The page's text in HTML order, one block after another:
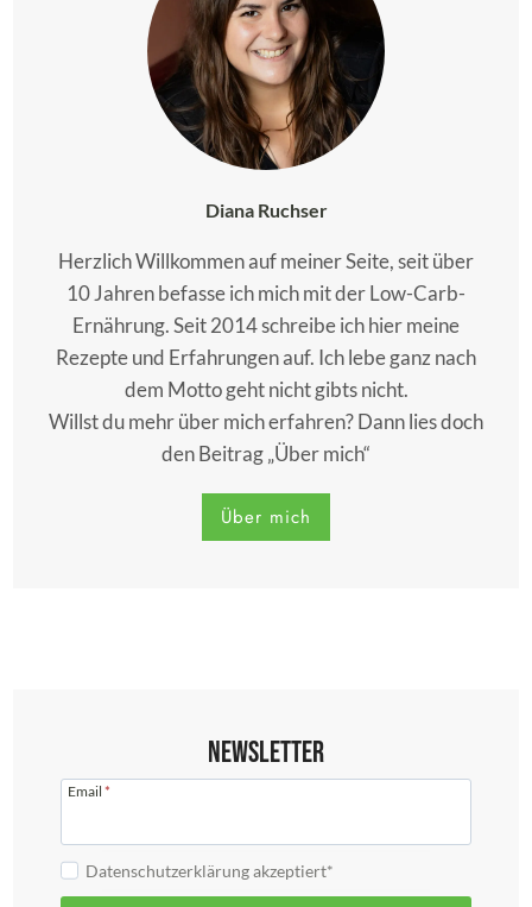
Diana Ruchser
Herzlich Willkommen auf meiner Seite, seit über
10 Jahren befasse ich mich mit der Low-Carb-
Ernährung. Seit 2014 schreibe ich hier meine
Rezepte und Erfahrungen auf. Ich lebe ganz nach
dem Motto geht nicht gibts nicht.
Willst du mehr über mich erfahren? Dann lies doch
den Beitrag „Über mich“
Über mich
Newsletter
Email *
Datenschutzerklärung akzeptiert*